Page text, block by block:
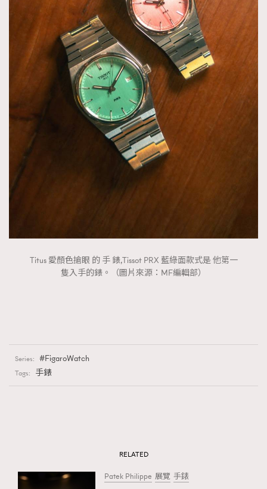
Titus 愛顏色搶眼 的 手 錶,Tissot PRX 藍綠面款式是 他第一
隻入手的錶。（圖片來源：MF編輯部）
Series: FigaroWatch
Tags: 手錶
RELATED
Patek Philippe 展覽 手錶